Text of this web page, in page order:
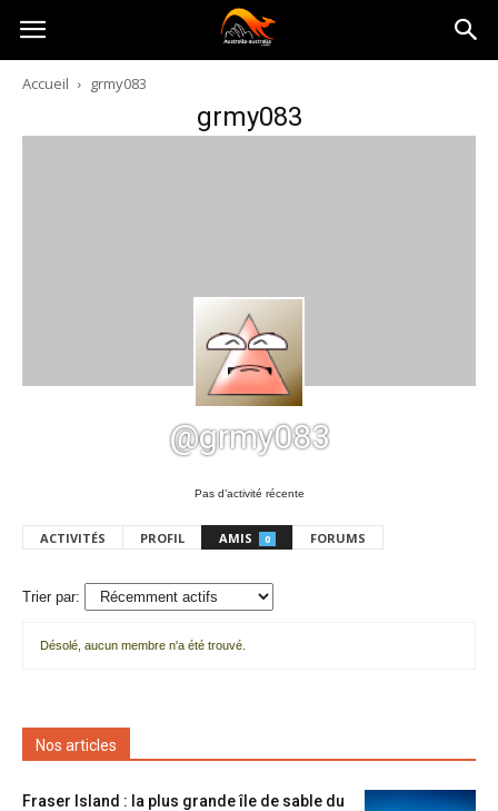
Australia-
australie.com
Accueil grmy083
grmy083
@grmy083
Pas d’activité récente
ACTIVITÉS PROFIL AMIS 0 FORUMS
Trier par:
amis
Désolé, aucun membre n'a été trouvé.
Nos articles
Fraser Island : la plus grande île de sable du